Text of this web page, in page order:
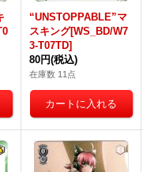
“UNSTOPPABLE”マ
スキング[WS_BD/W7
3-T07TD]
80円(税込)
在庫数 11点